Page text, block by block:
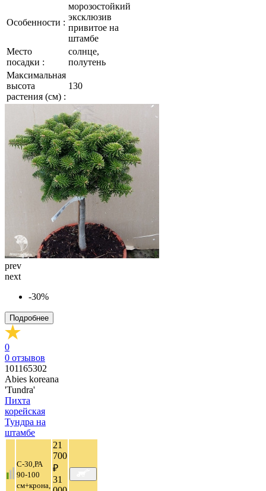
Особенности :
морозостойкий
эксклюзив
привитое на
штамбе
Место
посадки :
солнце,
полутень
Максимальная
высота
растения (см) :
130
prev
next
-30%
Подробнее
0
0 отзывов
101165302
Abies koreana
'Tundra'
Пихта
корейская
Тундра на
штамбе
C-30,РА
90-100
см+крона,
21
700
₽
31